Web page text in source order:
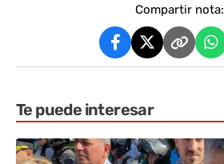
Compartir nota:
Te puede interesar